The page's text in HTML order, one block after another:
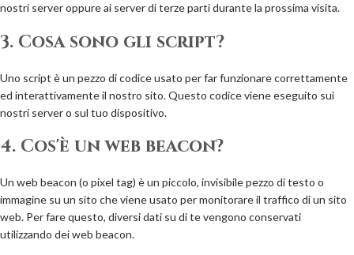
nostri server oppure ai server di terze parti durante la prossima visita.
3. Cosa sono gli script?
Uno script è un pezzo di codice usato per far funzionare correttamente
ed interattivamente il nostro sito. Questo codice viene eseguito sui
nostri server o sul tuo dispositivo.
4. Cos'è un web beacon?
Un web beacon (o pixel tag) è un piccolo, invisibile pezzo di testo o
immagine su un sito che viene usato per monitorare il traffico di un sito
web. Per fare questo, diversi dati su di te vengono conservati
utilizzando dei web beacon.